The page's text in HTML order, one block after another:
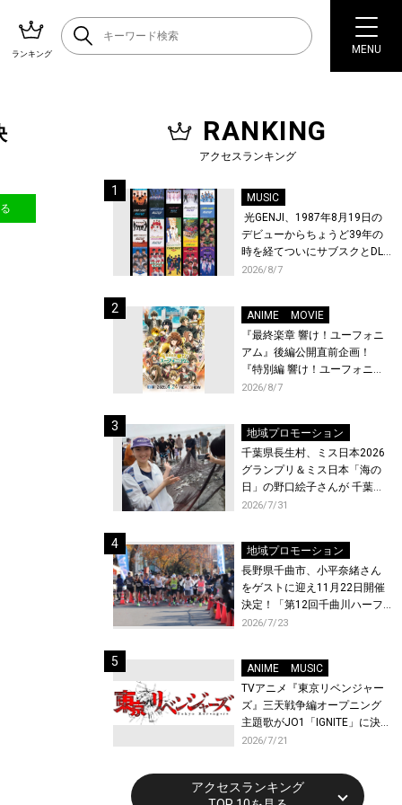
ランキング MENU
RANKING
アクセスランキング
MUSIC
光GENJI、1987年8月19日の
デビューからちょうど39年の
時を経てついにサブスクとDL
配信が解禁！
2026/8/7
ANIME
MOVIE
『最終楽章 響け！ユーフォニ
アム』後編公開直前企画！
『特別編 響け！ユーフォニア
ム〜アンサンブルコンテス
映が決定！
2026/8/7
地域プロモーション
千葉県長生村、ミス日本2026
グランプリ＆ミス日本「海の
日」の野口絵子さんが 千葉県
唯一の村・長生村で地引網を
2026/7/31
地域プロモーション
長野県千曲市、小平奈緒さん
をゲストに迎え11月22日開催
決定！「第12回千曲川ハーフ
マラソン」エントリー受付開
2026/7/23
ANIME
MUSIC
TVアニメ『東京リベンジャー
ズ』三天戦争編オープニング
主題歌がJO1「IGNITE」に決
定！メンバー全員から喜びと
トが到着！9月に東京・大阪で
先行上映会を開催！
2026/7/21
アクセスランキング